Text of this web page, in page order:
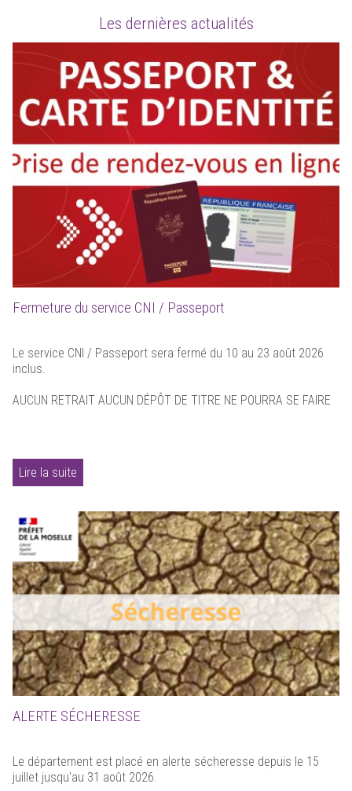
Les dernières actualités
Fermeture du service CNI / Passeport
Le service CNI / Passeport sera fermé du 10 au 23 août 2026
inclus.
AUCUN RETRAIT AUCUN DÉPÔT DE TITRE NE POURRA SE FAIRE
Lire la suite
ALERTE SÉCHERESSE
Le département est placé en alerte sécheresse depuis le 15
juillet jusqu'au 31 août 2026.